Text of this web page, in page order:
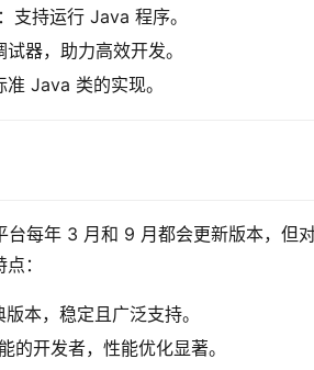
：支持运行 Java 程序。
器，助力高效开发。
准 Java 类的实现。
每年 3 月和 9 月都会更新版本，但
：
本，稳定且广泛支持。
的开发者，性能优化显著。